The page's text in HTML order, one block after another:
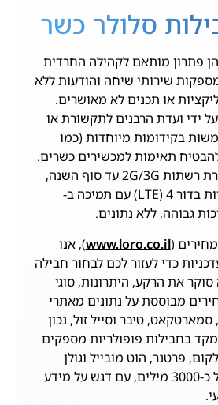
סלולר כשר
פתרון מותאם לקהילה החרדית
שירותי שיחה והודעות ללא
או תכנים לא מאושרים.
ידי ועדת הרבנים לתקשורת או
בקידומות מיוחדות (כמו
3) כדי להבטיח תאימות למכשירים כשרים.
בעידן 2025, עם סגירת רשתות 2G/3G עד סוף השנה,
חבילות אלו מתמקדות בדור 4 (LTE) עם תמיכה ב-
(
www.loro.co.il), אנו
כדי לעזור לכם לבחור חבילה
את הרקע, היתרונות, סוגי
מבוססת על נתונים מאתרי
טיבר וסייל זול, נכון
2025. נתמקד בחבילות פופולריות מספקים
פרטנר, הוט מובייל וגולן
טלקום. המאמר כולל כ-3000 מילים, עם דגש על מידע